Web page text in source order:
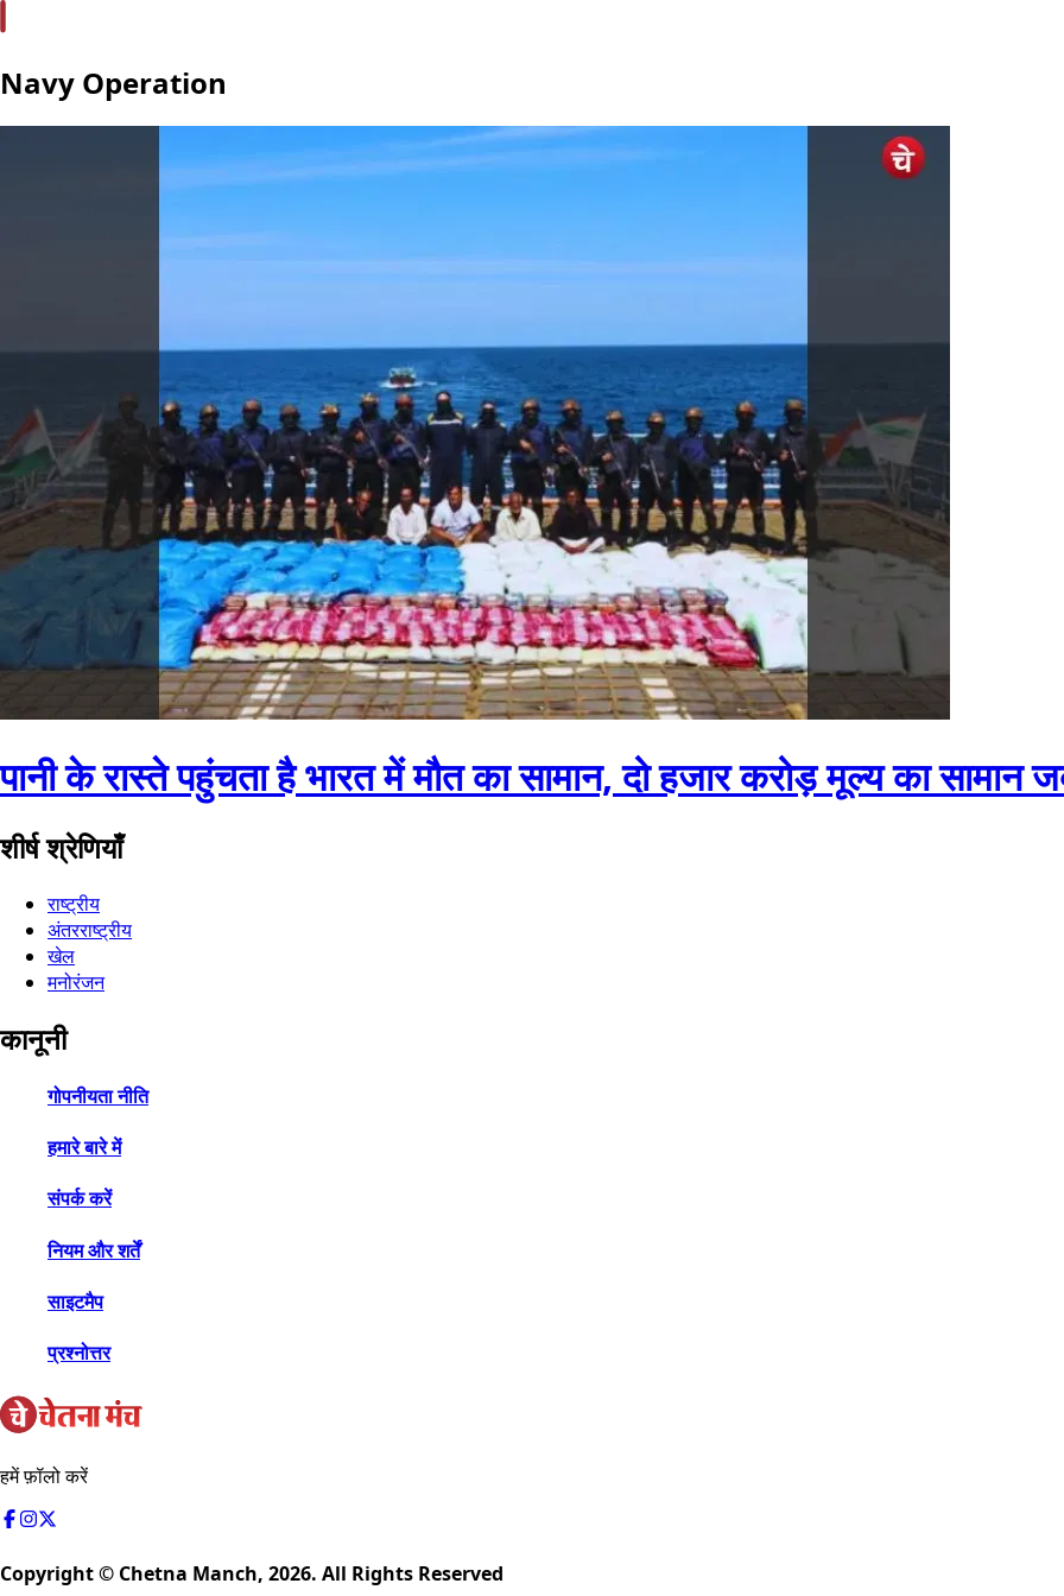
Navy Operation
पानी के रास्ते पहुंचता है भारत में मौत का सामान, दो हजार करोड़ मूल्य का सामान
शीर्ष श्रेणियाँ
राष्ट्रीय
अंतरराष्ट्रीय
खेल
मनोरंजन
कानूनी
गोपनीयता नीति
हमारे बारे में
संपर्क करें
नियम और शर्तें
साइटमैप
प्रश्नोत्तर
हमें फ़ॉलो करें
Copyright © Chetna Manch, 2026. All Rights Reserved